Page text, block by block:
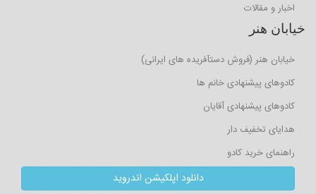
اخبار و مقالات
خیابان هنر
خیابان هنر (فروش دستآفریده های ایرانی)
کادوهای پیشنهادی خانم ها
کادوهای پیشنهادی آقایان
هدایای تخفیف دار
راهنمای خرید کادو
دانلود اپلکیشن اندروید